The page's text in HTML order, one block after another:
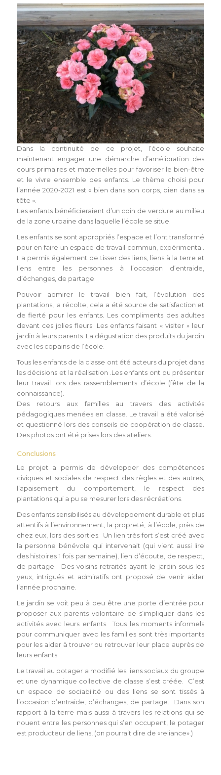
Dans la continuité de ce projet, l’école souhaite
maintenant engager une démarche d’amélioration des
cours primaires et maternelles pour favoriser le bien-être
et le vivre ensemble des enfants. Le thème choisi pour
l’année 2020-2021 est « bien dans son corps, bien dans sa
tête ».
Les enfants bénéficieraient d’un coin de verdure au milieu
de la zone urbaine dans laquelle l’école se situe.
Les enfants se sont appropriés l’espace et l’ont transformé
pour en faire un espace de travail commun, expérimental.
Il a permis également de tisser des liens, liens à la terre et
liens entre les personnes à l’occasion d’entraide,
d’échanges, de partage.
Pouvoir admirer le travail bien fait, l’évolution des
plantations, la récolte, cela a été source de satisfaction et
de fierté pour les enfants. Les compliments des adultes
devant ces jolies fleurs. Les enfants faisant « visiter » leur
jardin à leurs parents. La dégustation des produits du jardin
avec les copains de l’école.
Tous les enfants de la classe ont été acteurs du projet dans
les décisions et la réalisation .Les enfants ont pu présenter
leur travail lors des rassemblements d’école (fête de la
connaissance).
Des retours aux familles au travers des activités
pédagogiques menées en classe. Le travail a été valorisé
et questionné lors des conseils de coopération de classe.
Des photos ont été prises lors des ateliers.
Conclusions
Le projet a permis de développer des compétences
civiques et sociales de respect des règles et des autres,
l’apaisement du comportement, le respect des
plantations qui a pu se mesurer lors des récréations.
Des enfants sensibilisés au développement durable et plus
attentifs à l’environnement, la propreté, à l’école, près de
chez eux, lors des sorties. Un lien très fort s’est créé avec
la personne bénévole qui intervenait (qui vient aussi lire
des histoires 1 fois par semaine), lien d’écoute, de respect,
de partage. Des voisins retraités ayant le jardin sous les
yeux, intrigués et admiratifs ont proposé de venir aider
l’année prochaine.
Le jardin se voit peu à peu être une porte d’entrée pour
proposer aux parents volontaire de s’impliquer dans les
activités avec leurs enfants. Tous les moments informels
pour communiquer avec les familles sont très importants
pour les aider à trouver ou retrouver leur place auprès de
leurs enfants.
Le travail au potager a modifié les liens sociaux du groupe
et une dynamique collective de classe s’est créée. C’est
un espace de sociabilité ou des liens se sont tissés à
l’occasion d’entraide, d’échanges, de partage. Dans son
rapport à la terre mais aussi à travers les relations qui se
nouent entre les personnes qui s’en occupent, le potager
est producteur de liens, (on pourrait dire de «reliance».)